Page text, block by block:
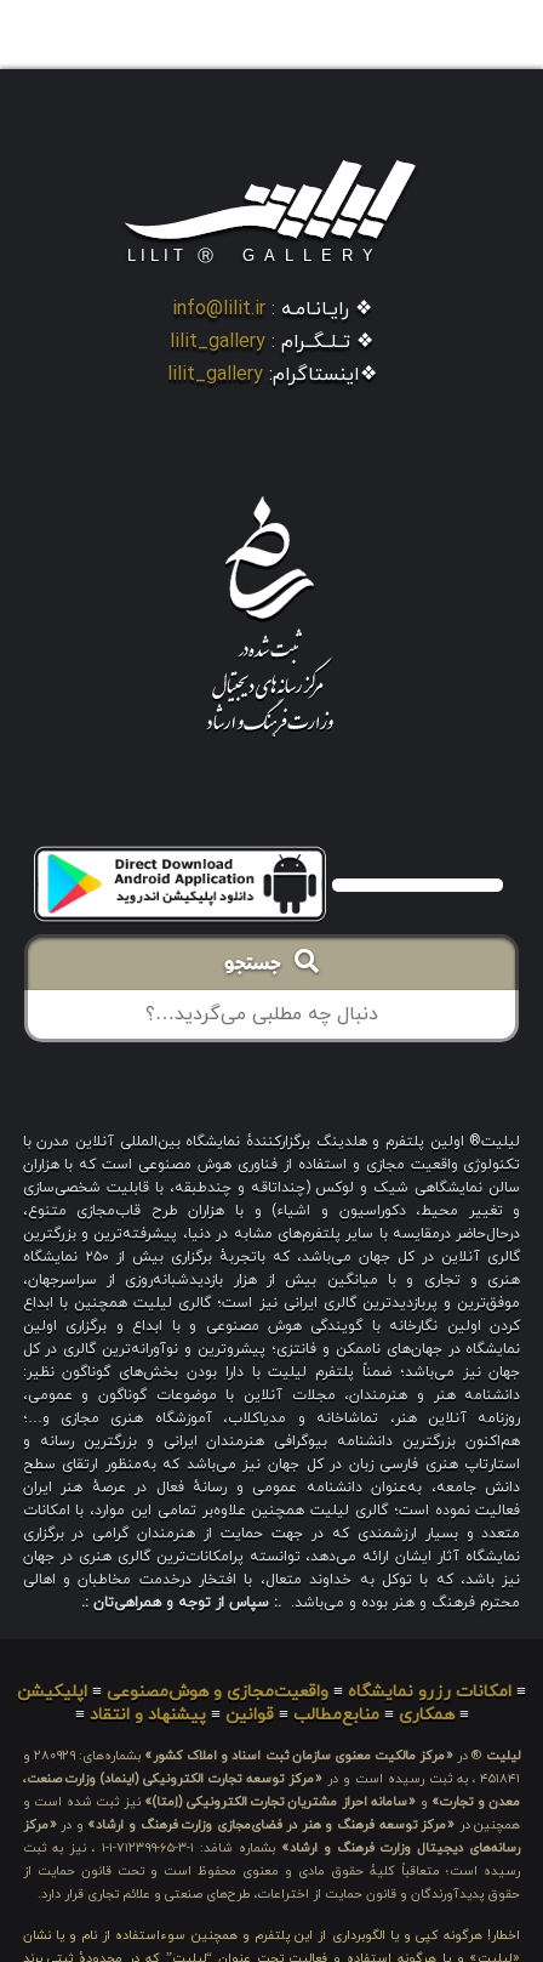
❖ رایـانـامـه : info@lilit.ir
❖ تــلــگــرام : lilit_gallery
❖اینستاگرام: lilit_gallery
جستجو
لیلیت® اولین پلتفرم و هلدینگ برگزارکنندهٔ نمایشگاه بین‌المللی آنلاین مدرن با
تکنولوژی واقعیت مجازی و استفاده از فناوری هوش مصنوعی است که با هزاران
سالن نمایشگاهی شیک و لوکس (چنداتاقه و چندطبقه، با قابلیت شخصی‌سازی
و تغییر محیط، دکوراسیون و اشیاء) و با هزاران طرح قاب‌مجازی متنوع،
درحال‌حاضر درمقایسه با سایر پلتفرم‌های مشابه در دنیا، پیشرفته‌ترین و بزرگترین
گالری آنلاین در کل جهان می‌باشد، که باتجربهٔ برگزاری بیش از ۲۵۰ نمایشگاه
هنری و تجاری و با میانگین بیش از هزار بازدیدشبانه‌روزی از سراسرجهان،
موفق‌ترین و پربازدیدترین گالری ایرانی نیز است؛ گالری لیلیت همچنین با ابداع
کردن اولین نگارخانه با گویندگی هوش مصنوعی و با ابداع و برگزاری اولین
نمایشگاه در جهان‌های ناممکن و فانتزی؛ پیشروترین و نوآورانه‌ترین گالری در کل
جهان نیز می‌باشد؛ ضمناً پلتفرم لیلیت با دارا بودن بخش‌های گوناگون نظیر:
دانشنامه هنر و هنرمندان، مجلات آنلاین با موضوعات گوناگون و عمومی،
روزنامه آنلاین هنر، تماشاخانه و مدیاکلاب، آموزشگاه هنری مجازی و…؛
هم‌اکنون بزرگترین دانشنامه بیوگرافی هنرمندان ایرانی و بزرگترین رسانه و
استارتاپ هنری فارسی زبان در کل جهان نیز می‌باشد که به‌منظور ارتقای سطح
دانش جامعه، به‌عنوان دانشنامه عمومی و رسانهٔ فعال در عرصهٔ هنر ایران
فعالیت نموده است؛ گالری لیلیت همچنین علاوه‌بر تمامی این موارد، با امکانات
متعدد و بسیار ارزشمندی که در جهت حمایت از هنرمندان گرامی در برگزاری
نمایشگاه آثار ایشان ارائه می‌دهد، توانسته پرامکانات‌ترین گالری هنری در جهان
نیز باشد، که با توکل به خداوند متعال، با افتخار درخدمت مخاطبان و اهالی
محترم فرهنگ و هنر بوده و می‌باشد. .: سپاس از توجه و همراهی‌تان :.
≡ امکانات رزرو نمایشگاه ≡ واقعیت‌مجازی و هوش‌مصنوعی ≡ اپلیکیشن
≡همکاری ≡منابع‌مطالب ≡قوانین ≡پیشنهاد و انتقاد ≡
لیلیت ® در «مرکز مالکیت معنوی سازمان ثبت اسناد و املاک کشور»
بشماره‌های: ۲۸۰۹۲۹ و
۴۵۱۸۴۱ ، به ثبت رسیده است و در
«مرکز توسعه تجارت الکترونیکی (اینماد) وزارت صنعت،
معدن و تجارت» و «سامانه احراز مشتریان تجارت الکترونیکی (اِمتا)» نیز ثبت شده است و
همچنین در «مرکز توسعه فرهنگ و هنر در فضای‌مجازی وزارت فرهنگ و ارشاد» و در«مرکز
رسانه‌های دیجیتال وزارت فرهنگ و ارشاد»
بشماره شامَد: ۱-۳-۶۵-۷۱۲۳۹۹-۱-۱ ، نیز به ثبت
رسیده است؛ متعاقباً کلیهٔ حقوق مادی و معنوی محفوظ است و تحت قانون حمایت از
حقوق پدیدآورندگان و قانون حمایت از اختراعات، طرح‌های صنعتی و علائم تجاری قرار دارد.
اخطار! هرگونه کپی و یا الگوبرداری از این پلتفرم و همچنین سوءاستفاده از نام و یا نشان